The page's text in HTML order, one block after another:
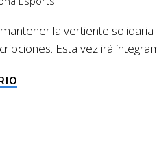
la vertiente
Esta vez irá